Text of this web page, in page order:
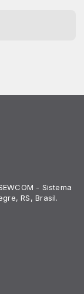
- Sistema
RS, Brasil.